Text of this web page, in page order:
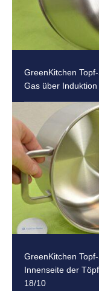
GreenKitchen
Gas über
GreenKitchen
Innenseite der
18/10